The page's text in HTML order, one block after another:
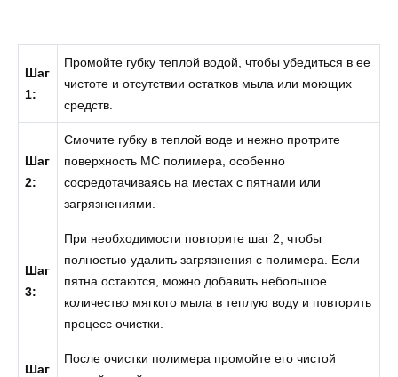
Шаг
1:
Промойте губку теплой водой, чтобы убедиться в ее
чистоте и отсутствии остатков мыла или моющих
средств.
Шаг
2:
Смочите губку в теплой воде и нежно протрите
поверхность МС полимера, особенно
сосредотачиваясь на местах с пятнами или
загрязнениями.
Шаг
3:
При необходимости повторите шаг 2, чтобы
полностью удалить загрязнения с полимера. Если
пятна остаются, можно добавить небольшое
количество мягкого мыла в теплую воду и повторить
процесс очистки.
Шаг
После очистки полимера промойте его чистой